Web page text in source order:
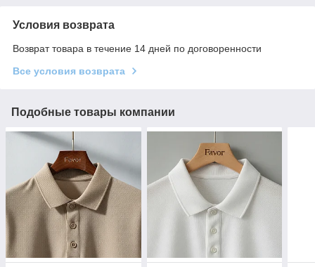
Условия возврата
Возврат товара в течение 14 дней по договоренности
Все условия возврата
Подобные товары компании